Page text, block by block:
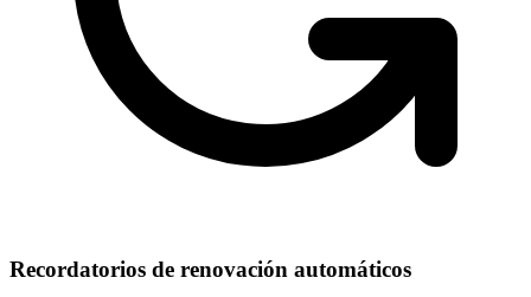
Recordatorios de renovación automáticos